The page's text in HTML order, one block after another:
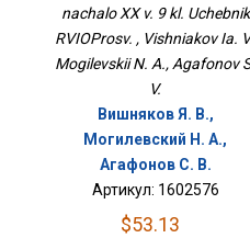
nachalo XX v. 9 kl. Uchebnik
RVIOProsv. , Vishniakov Ia.
Mogilevskii N. A., Agafonov
V.
Вишняков Я. В.,
Могилевский Н. А.,
Агафонов С. В.
Артикул: 1602576
$53.13